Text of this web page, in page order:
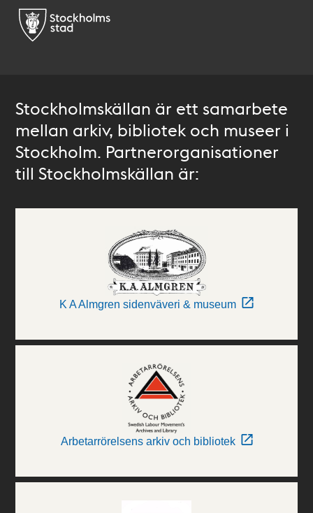
Stockholmskällan är ett samarbete
mellan arkiv, bibliotek och museer i
Stockholm. Partnerorganisationer
till Stockholmskällan är:
K A Almgren sidenväveri & museum
Arbetarrörelsens arkiv och bibliotek